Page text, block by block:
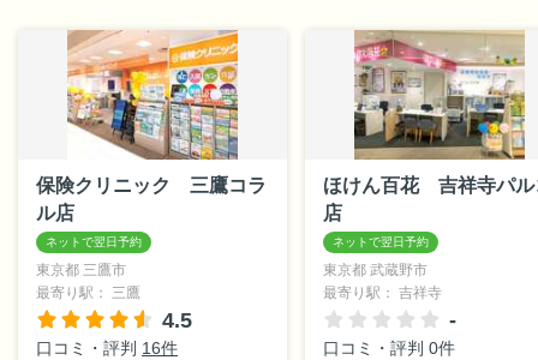
保険クリニック 三鷹コラ
ル店
東京都 三鷹市
最寄り駅： 三鷹
4.5
口コミ・評判 16件
ほけん百花 吉祥寺パル
店
東京都 武蔵野市
最寄り駅： 吉祥寺
-
口コミ・評判 0件